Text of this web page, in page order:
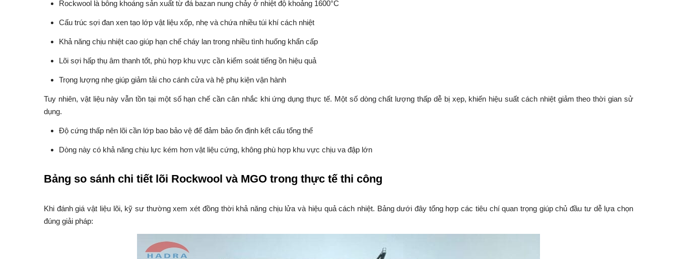
Rockwool là bông khoáng sản xuất từ đá bazan nung chảy ở nhiệt độ khoảng 1600°C
Cấu trúc sợi đan xen tạo lớp vật liệu xốp, nhẹ và chứa nhiều túi khí cách nhiệt
Khả năng chịu nhiệt cao giúp hạn chế cháy lan trong nhiều tình huống khẩn cấp
Lõi sợi hấp thụ âm thanh tốt, phù hợp khu vực cần kiểm soát tiếng ồn hiệu quả
Trọng lượng nhẹ giúp giảm tải cho cánh cửa và hệ phụ kiện vận hành
Tuy nhiên, vật liệu này vẫn tồn tại một số hạn chế cần cân nhắc khi ứng dụng thực tế. Một số dòng chất lượng thấp dễ bị xẹp, khiến hiệu suất cách nhiệt giảm theo thời gian sử
dụng.
Độ cứng thấp nên lõi cần lớp bao bảo vệ để đảm bảo ổn định kết cấu tổng thể
Dòng này có khả năng chịu lực kém hơn vật liệu cứng, không phù hợp khu vực chịu va đập lớn
Bảng so sánh chi tiết lõi Rockwool và MGO trong thực tế thi công
Khi đánh giá vật liệu lõi, kỹ sư thường xem xét đồng thời khả năng chịu lửa và hiệu quả cách nhiệt. Bảng dưới đây tổng hợp các tiêu chí quan trọng giúp chủ đầu tư dễ lựa chọn
đúng giải pháp: